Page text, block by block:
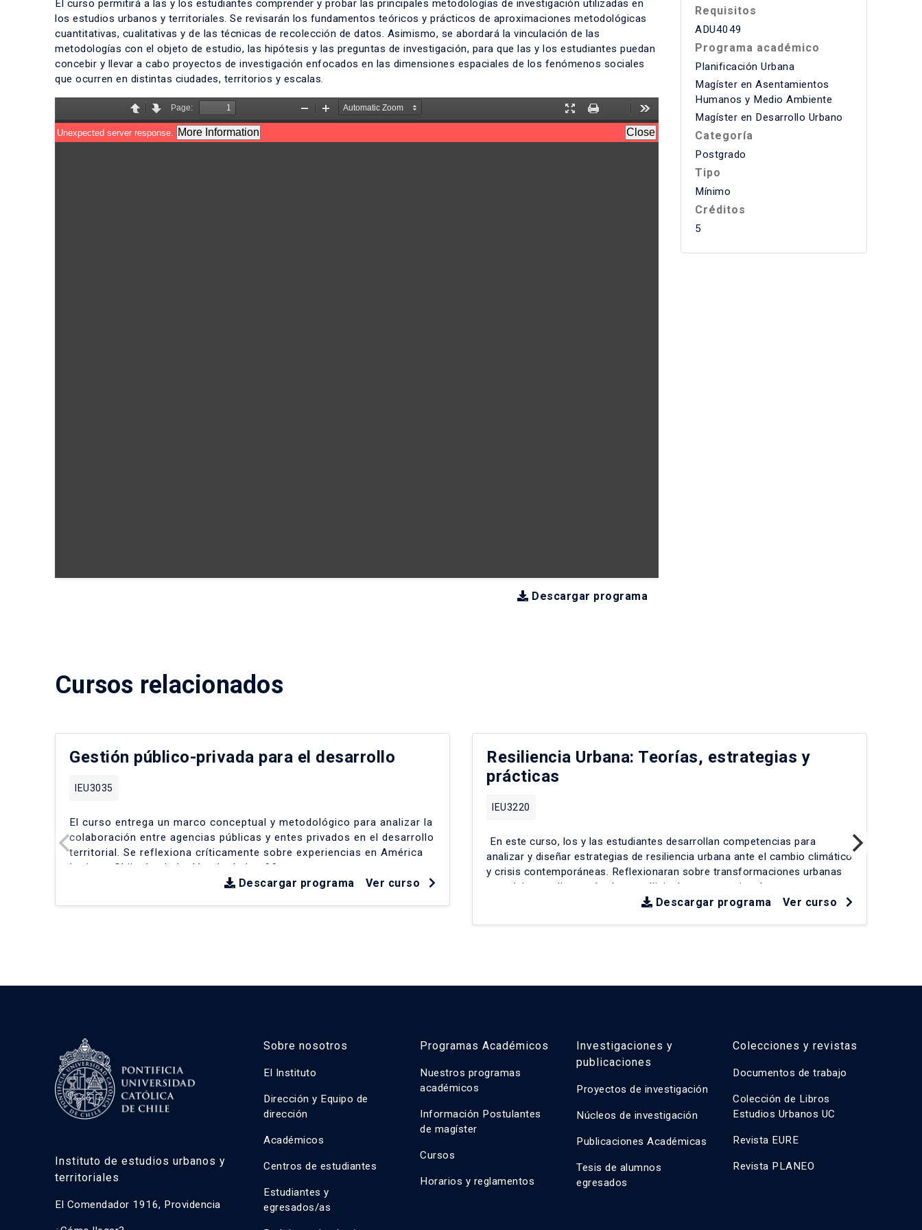
El curso permitirá a las y los estudiantes comprender y probar las principales metodologías de investigación utilizadas en
los estudios urbanos y territoriales. Se revisarán los fundamentos teóricos y prácticos de aproximaciones metodológicas
cuantitativas, cualitativas y de las técnicas de recolección de datos. Asimismo, se abordará la vinculación de las
metodologías con el objeto de estudio, las hipótesis y las preguntas de investigación, para que las y los estudiantes puedan
concebir y llevar a cabo proyectos de investigación enfocados en las dimensiones espaciales de los fenómenos sociales
que ocurren en distintas ciudades, territorios y escalas.
Descargar programa
Requisitos
ADU4049
Programa académico
Planificación Urbana
Magíster en Asentamientos
Humanos y Medio Ambiente
Magíster en Desarrollo Urbano
Categoría
Postgrado
Tipo
Mínimo
Créditos
5
Cursos relacionados
Gestión público-privada para el desarrollo
IEU3035
El curso entrega un marco conceptual y metodológico para analizar la
colaboración entre agencias públicas y entes privados en el desarrollo
territorial. Se reflexiona críticamente sobre experiencias en América
Latina y Chile desde la década de los 90
Ver curso
Descargar programa
Resiliencia Urbana: Teorías, estrategias y
prácticas
IEU3220
En este curso, los y las estudiantes desarrollan competencias para
analizar y diseñar estrategias de resiliencia urbana ante el cambio climático
y crisis contemporáneas. Reflexionaran sobre transformaciones urbanas
complejas mediante cátedras, análisis de casos nacionales e
internacionales y foros críticos. Se abordarán desafíos como crecimiento
Ver curso
Descargar programa
Instituto de estudios urbanos y
territoriales
El Comendador 1916, Providencia
Sobre nosotros
El Instituto
Dirección y Equipo de
dirección
Académicos
Centros de estudiantes
Estudiantes y
egresados/as
Programas Académicos
Nuestros programas
académicos
Información Postulantes
de magíster
Cursos
Horarios y reglamentos
Investigaciones y
publicaciones
Proyectos de investigación
Núcleos de investigación
Publicaciones Académicas
Tesis de alumnos
egresados
Colecciones y revistas
Documentos de trabajo
Colección de Libros
Estudios Urbanos UC
Revista EURE
Revista PLANEO